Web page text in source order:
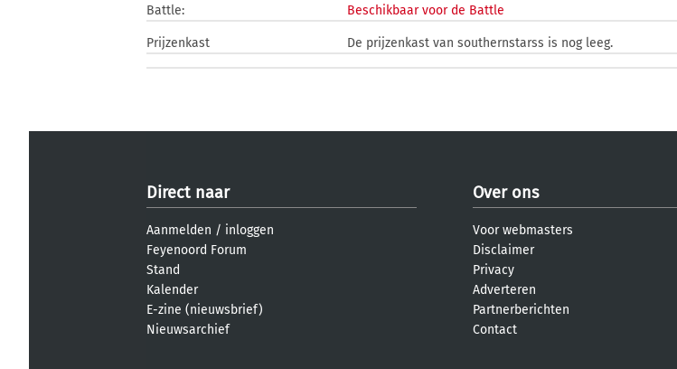
Battle: Beschikbaar voor de Battle
Prijzenkast De prijzenkast van southernstarss is nog leeg.
Direct naar
Aanmelden / inloggen
Feyenoord Forum
Stand
Kalender
E-zine (nieuwsbrief)
Nieuwsarchief
Over ons
Voor webmasters
Disclaimer
Privacy
Adverteren
Partnerberichten
Contact